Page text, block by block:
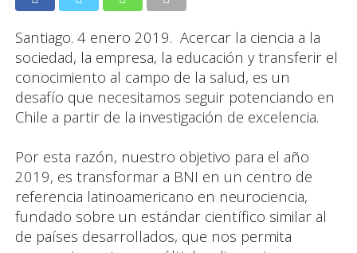
Santiago. 4 enero 2019. Acercar la ciencia a la
sociedad, la empresa, la educación y transferir el
conocimiento al campo de la salud, es un
desafío que necesitamos seguir potenciando en
Chile a partir de la investigación de excelencia.
Por esta razón, nuestro objetivo para el año
2019, es transformar a BNI en un centro de
referencia latinoamericano en neurociencia,
fundado sobre un estándar científico similar al
de países desarrollados, que nos permita